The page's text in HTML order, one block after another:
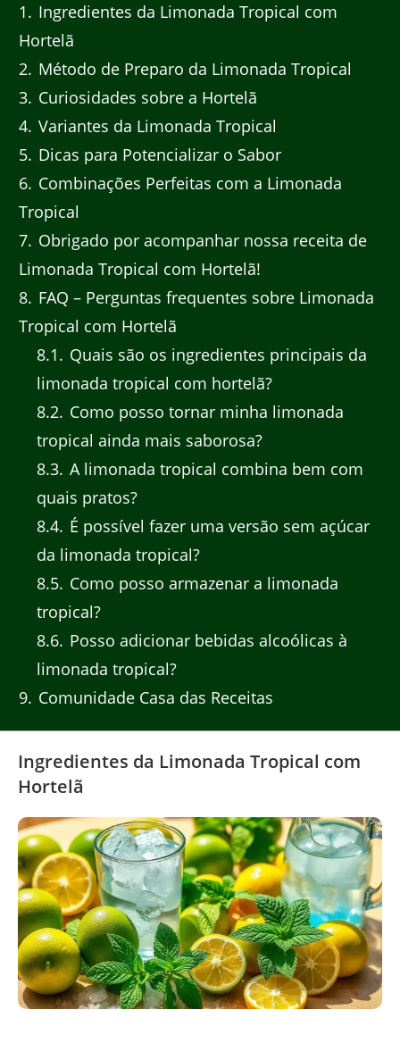
1
Ingredientes da Limonada Tropical com
Hortelã
2 Método de Preparo da Limonada Tropical
3 Curiosidades sobre a Hortelã
4 Variantes da Limonada Tropical
5 Dicas para Potencializar o Sabor
6 Combinações Perfeitas com a Limonada
Tropical
7 Obrigado por acompanhar nossa receita de
Limonada Tropical com Hortelã!
8 FAQ – Perguntas frequentes sobre Limonada
Tropical com Hortelã
8.1
Quais são os ingredientes principais da
limonada tropical com hortelã?
8.2 Como posso tornar minha limonada
tropical ainda mais saborosa?
8.3 A limonada tropical combina bem com
quais pratos?
8.4 É possível fazer uma versão sem açúcar
da limonada tropical?
8.5 Como posso armazenar a limonada
tropical?
8.6 Posso adicionar bebidas alcoólicas à
limonada tropical?
9 Comunidade Casa das Receitas
Ingredientes da Limonada Tropical com
Hortelã